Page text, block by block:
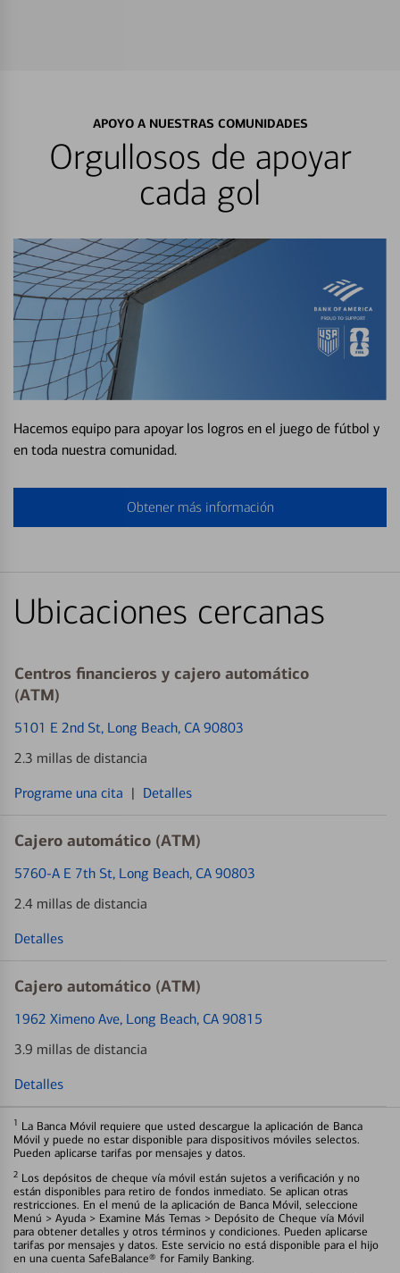
APOYO A NUESTRAS COMUNIDADES
Orgullosos de apoyar
cada gol
Hacemos equipo para apoyar los logros en el juego de fútbol y
en toda nuestra comunidad.
Obtener más información
Ubicaciones cercanas
Centros financieros y cajero automático
(ATM)
5101 E 2nd St, Long Beach, CA 90803
2.3 millas de distancia
Programe una cita | Detalles
Cajero automático (ATM)
5760-A E 7th St, Long Beach, CA 90803
2.4 millas de distancia
Detalles
Cajero automático (ATM)
1962 Ximeno Ave, Long Beach, CA 90815
3.9 millas de distancia
Detalles
1 La Banca Móvil requiere que usted descargue la aplicación de Banca
Móvil y puede no estar disponible para dispositivos móviles selectos.
Pueden aplicarse tarifas por mensajes y datos.
2 Los depósitos de cheque vía móvil están sujetos a verificación y no
están disponibles para retiro de fondos inmediato. Se aplican otras
restricciones. En el menú de la aplicación de Banca Móvil, seleccione
Menú > Ayuda > Examine Más Temas > Depósito de Cheque vía Móvil
para obtener detalles y otros términos y condiciones. Pueden aplicarse
tarifas por mensajes y datos. Este servicio no está disponible para el hijo
en una cuenta SafeBalance® for Family Banking.